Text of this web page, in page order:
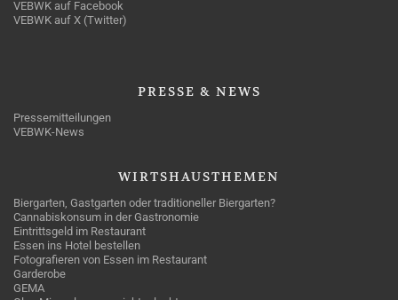
VEBWK auf Facebook
VEBWK auf X (Twitter)
PRESSE & NEWS
Pressemitteilungen
VEBWK-News
WIRTSHAUSTHEMEN
Biergarten, Gastgarten oder traditioneller Biergarten?
Cannabiskonsum in der Gastronomie
Eintrittsgeld im Restaurant
Essen ins Hotel bestellen
Fotografieren von Essen im Restaurant
Garderobe
GEMA